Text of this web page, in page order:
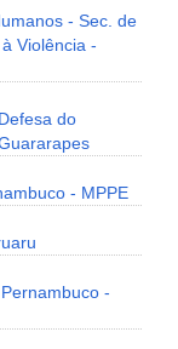
- Sec. de
Violência -
do
- MPPE
-